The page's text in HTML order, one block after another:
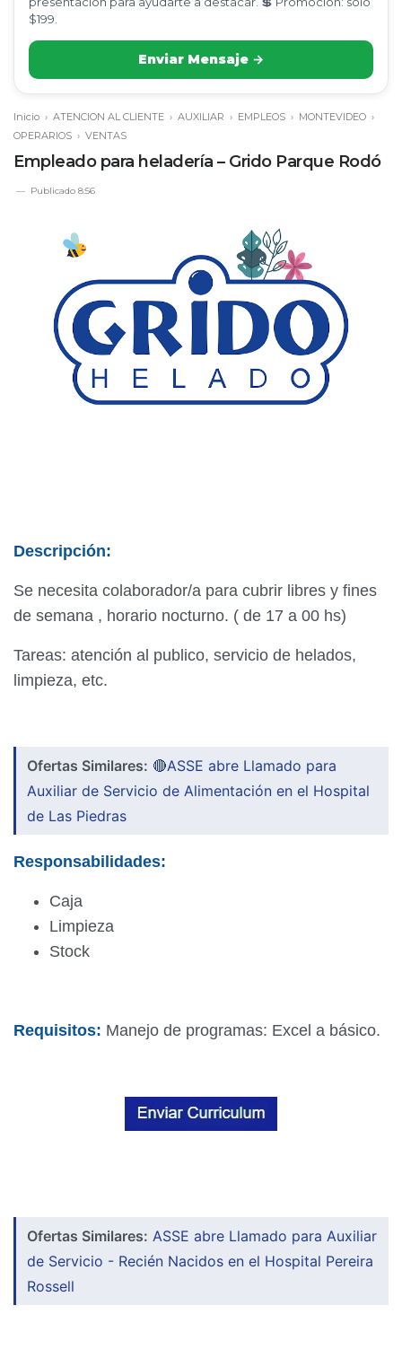
$199.
Enviar Mensaje →
Inicio › ATENCION AL CLIENTE › AUXILIAR › EMPLEOS › MONTEVIDEO ›
OPERARIOS › VENTAS
Empleado para heladería – Grido Parque Rodó
Publicado 8:56
Descripción:
Se necesita colaborador/a para cubrir libres y fines
de semana , horario nocturno. ( de 17 a 00 hs)
Tareas: atención al publico, servicio de helados,
limpieza, etc.
Ofertas Similares: 🔴ASSE abre Llamado para
Auxiliar de Servicio de Alimentación en el Hospital
de Las Piedras
Responsabilidades:
Caja
Limpieza
Stock
Requisitos: Manejo de programas: Excel a básico.
Ofertas Similares: ASSE abre Llamado para Auxiliar
de Servicio - Recién Nacidos en el Hospital Pereira
Rossell